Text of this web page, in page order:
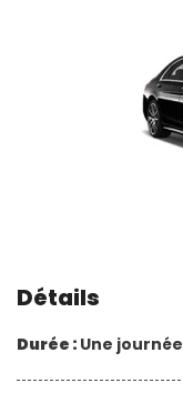
Détails
Durée : Une journée